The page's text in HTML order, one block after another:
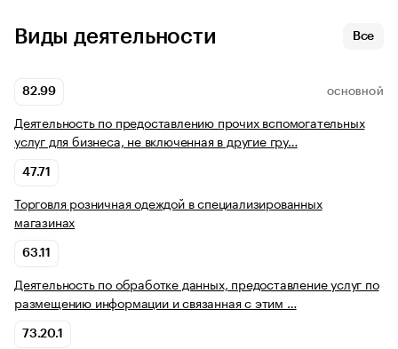
Виды деятельности Все
82.99 ОСНОВНОЙ
Деятельность по предоставлению прочих вспомогательных
услуг для бизнеса, не включенная в другие гру…
47.71
Торговля розничная одеждой в специализированных
магазинах
63.11
Деятельность по обработке данных, предоставление услуг по
размещению информации и связанная с этим …
73.20.1